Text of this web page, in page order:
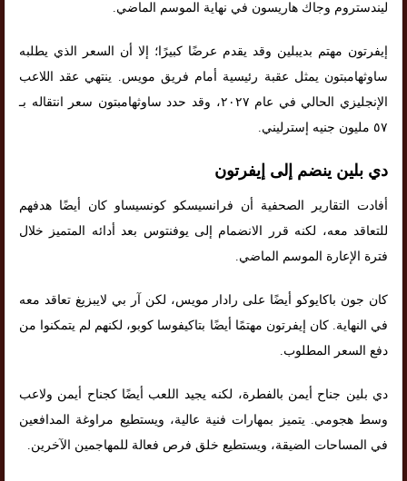
ليندستروم وجاك هاريسون في نهاية الموسم الماضي.
إيفرتون مهتم بديبلين وقد يقدم عرضًا كبيرًا؛ إلا أن السعر الذي يطلبه
ساوثهامبتون يمثل عقبة رئيسية أمام فريق مويس. ينتهي عقد اللاعب
الإنجليزي الحالي في عام ٢٠٢٧، وقد حدد ساوثهامبتون سعر انتقاله بـ
٥٧ مليون جنيه إسترليني.
دي بلين ينضم إلى إيفرتون
أفادت التقارير الصحفية أن فرانسيسكو كونسيساو كان أيضًا هدفهم
للتعاقد معه، لكنه قرر الانضمام إلى يوفنتوس بعد أدائه المتميز خلال
فترة الإعارة الموسم الماضي.
كان جون باكايوكو أيضًا على رادار مويس، لكن آر بي لايبزيغ تعاقد معه
في النهاية. كان إيفرتون مهتمًا أيضًا بتاكيفوسا كوبو، لكنهم لم يتمكنوا من
دفع السعر المطلوب.
دي بلين جناح أيمن بالفطرة، لكنه يجيد اللعب أيضًا كجناح أيمن ولاعب
وسط هجومي. يتميز بمهارات فنية عالية، ويستطيع مراوغة المدافعين
في المساحات الضيقة، ويستطيع خلق فرص فعالة للمهاجمين الآخرين.